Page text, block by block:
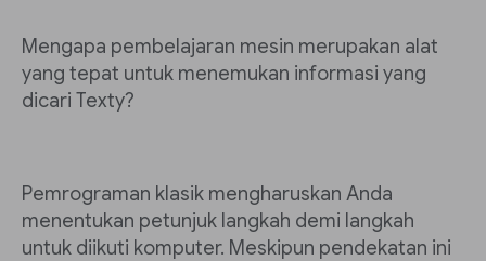
Mengapa pembelajaran mesin merupakan alat
yang tepat untuk menemukan informasi yang
dicari Texty?
Pemrograman klasik mengharuskan Anda
menentukan petunjuk langkah demi langkah
untuk diikuti komputer. Meskipun pendekatan ini